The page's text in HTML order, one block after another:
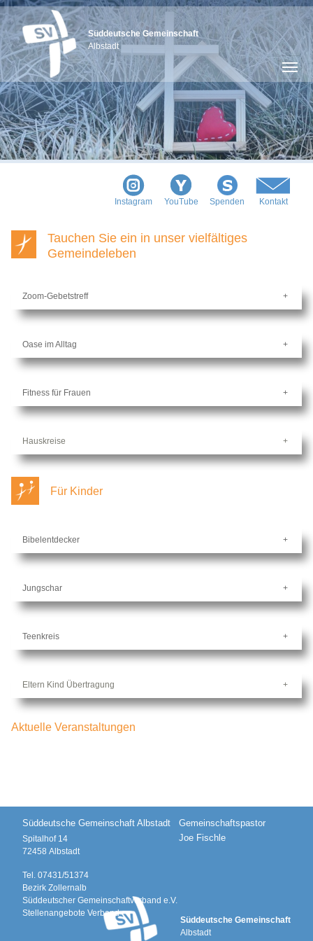
Süddeutsche Gemeinschaft
Albstadt
Instagram YouTube Spenden Kontakt
Tauchen Sie ein in unser vielfältiges
Gemeindeleben
Zoom-Gebetstreff
Oase im Alltag
Fitness für Frauen
Hauskreise
Für Kinder
Bibelentdecker
Jungschar
Teenkreis
Eltern Kind Übertragung
Aktuelle Veranstaltungen
Süddeutsche Gemeinschaft Albstadt
Spitalhof 14
72458 Albstadt
Tel. 07431/51374
Gemeinschaftspastor
Joe Fischle
Bezirk Zollernalb
Süddeutscher Gemeinschaftverband e.V.
Stellenangebote Verband
Süddeutsche Gemeinschaft
Albstadt